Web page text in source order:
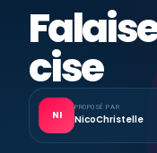
cise
NI
PROPOSÉ PAR
NicoChristelle